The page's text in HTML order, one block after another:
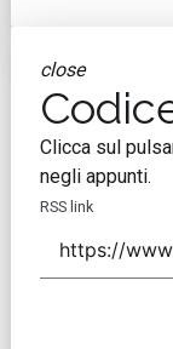
close
Clicca sul
negli appunti.
RSS link